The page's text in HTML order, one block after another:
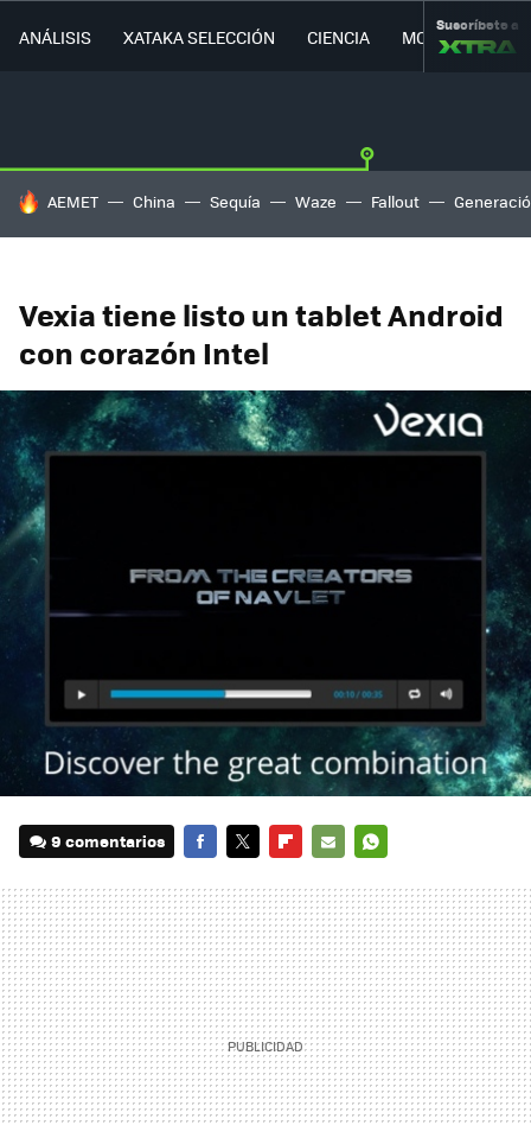
ANÁLISIS XATAKA SELECCIÓN CIENCIA MOVILIDAD
Suscríbete a
HOY SE HABLA DE
AEMET China Sequía Waze Fallout
Vexia tiene listo un tablet Android
con corazón Intel
9 comentarios
MAIL